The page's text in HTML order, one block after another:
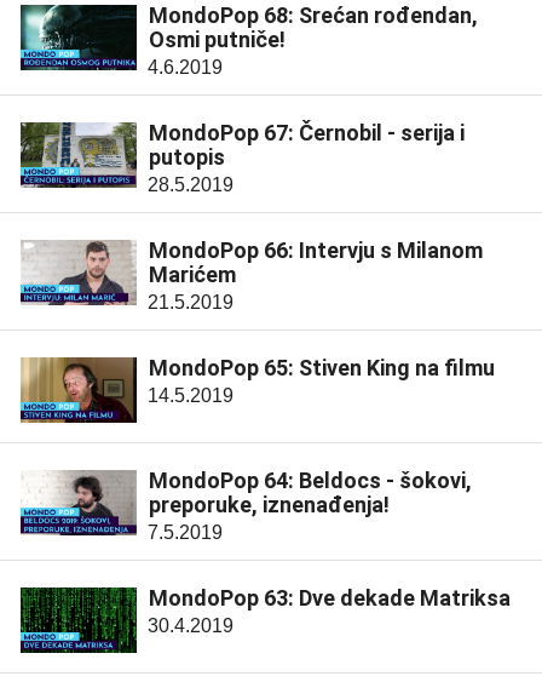
MondoPop 68: Srećan rođendan,
Osmi putniče!
4.6.2019
MondoPop 67: Černobil - serija i
putopis
28.5.2019
MondoPop 66: Intervju s Milanom
Marićem
21.5.2019
MondoPop 65: Stiven King na filmu
14.5.2019
MondoPop 64: Beldocs - šokovi,
preporuke, iznenađenja!
7.5.2019
MondoPop 63: Dve dekade Matriksa
30.4.2019